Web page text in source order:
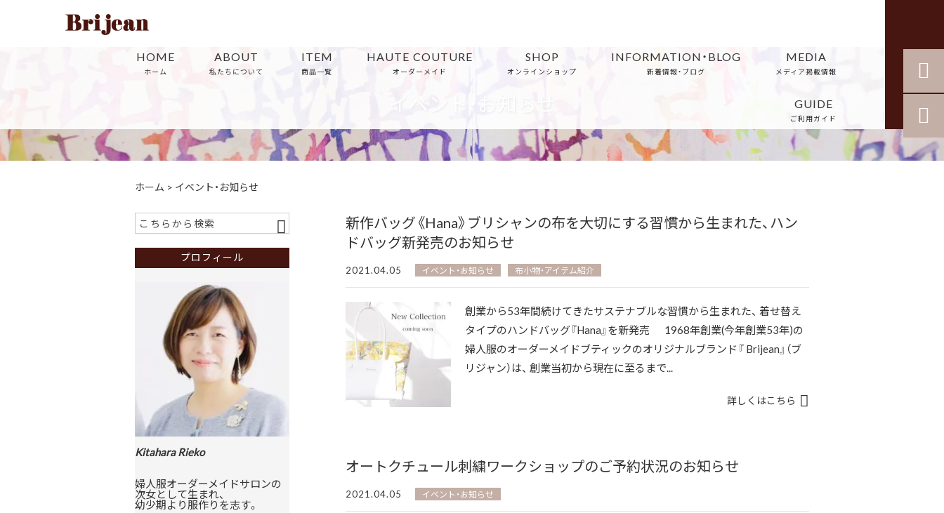
HOME
ホーム
ABOUT
私たちについて
ITEM
商品一覧
HAUTE COUTURE
オーダーメイド
SHOP
オンラインショップ
INFORMATION・BLOG
新着情報・ブログ
MEDIA
メディア掲載情報
GUIDE
ご利用ガイド

ホーム > イベント・お知らせ
新作バッグ《Hana》ブリシャンの布を大切にする習慣から生まれた、ハン
ドバッグ新発売のお知らせ
2021.04.05 イベント・お知らせ 布小物・アイテム紹介
創業から53年間続けてきたサステナブルな習慣から生まれた、 着せ替え
タイプのハンドバッグ『Hana』を新発売 1968年創業(今年創業53年)の
婦人服のオーダーメイドブティックのオリジナルブランド『 Brijean』（ブ
リジャン）は、 創業当初から現在に至るまで...
詳しくはこちら
オートクチュール刺繍ワークショップのご予約状況のお知らせ
2021.04.05 イベント・お知らせ
プロフィール
Kitahara Rieko
婦人服オーダーメイドサロンの
次女として生まれ、
幼少期より服作りを志す。

